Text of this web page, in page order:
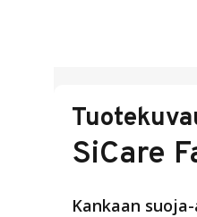
SiCare
Kankaan